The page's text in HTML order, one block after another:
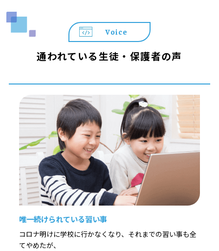
Voice
通われている生徒・保護者の声
唯一続けられている習い事
コロナ明けに学校に行かなくなり、それまでの習い事も全
てやめたが、